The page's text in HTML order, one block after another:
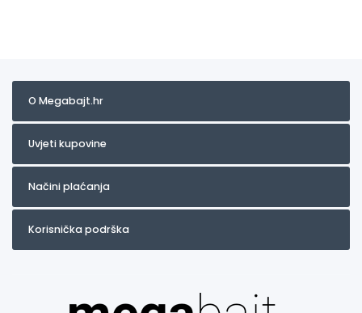
O Megabajt.hr
Uvjeti kupovine
Načini plaćanja
Korisnička podrška